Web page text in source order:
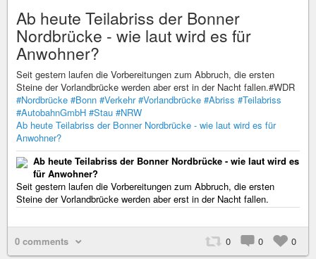
Ab heute Teilabriss der Bonner
Nordbrücke - wie laut wird es für
Anwohner?
Seit gestern laufen die Vorbereitungen zum Abbruch, die ersten
Steine der Vorlandbrücke werden aber erst in der Nacht fallen.#WDR
#Nordbrücke #Bonn #Verkehr #Vorlandbrücke #Abriss #Teilabriss
#AutobahnGmbH #Stau #NRW
Ab heute Teilabriss der Bonner Nordbrücke - wie laut wird es für
Anwohner?
Ab heute Teilabriss der Bonner Nordbrücke - wie laut wird es
für Anwohner?
Seit gestern laufen die Vorbereitungen zum Abbruch, die ersten
Steine der Vorlandbrücke werden aber erst in der Nacht fallen.
0 comments 0 0 0